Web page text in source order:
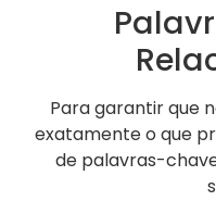
Para garantir que
exatamente o que
de palavras-